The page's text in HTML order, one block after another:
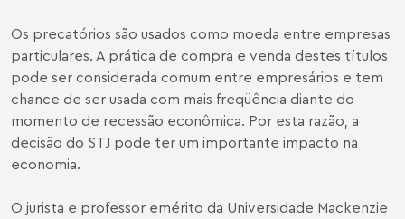
Os precatórios são usados como moeda entre empresas
particulares. A prática de compra e venda destes títulos
pode ser considerada comum entre empresários e tem
chance de ser usada com mais freqüência diante do
momento de recessão econômica. Por esta razão, a
decisão do STJ pode ter um importante impacto na
economia.
O jurista e professor emérito da Universidade Mackenzie